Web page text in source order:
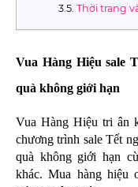
Thời trang
Vua Hàng Hiệu sale
quà không giới hạn
Vua Hàng Hiệu tri ân
chương trình sale Tết
quà không giới hạn
khác. Mua hàng hiệu